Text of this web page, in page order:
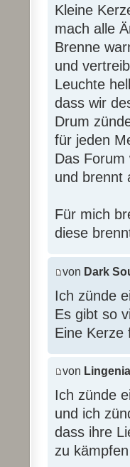
Kleine
mach alle
Brenne
und
Leuchte
dass wir
Drum
für jeden
Das Forum
und brennt
Für mich
diese
von Dark
Ich zünde
Es gibt so
Eine Kerze
von Lingenia
Ich zünde
und ich
dass ihre
zu